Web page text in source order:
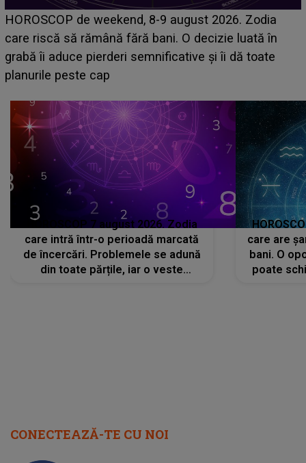
Emanuel a ținut ACEST DETALIU ASCUNS până
acum! În fața Alexandrei, concurentul din Casa Iubirii
face o MĂRTURISIRE NEAȘTEPTATĂ despre mama
sa: "I-am spus și ei în față, eu nu te iubesc pentru
HOROSCOP 7 august 2026. Zodia
care intră într-o perioadă marcată
de încercări. Problemele se adună
din toate părțile, iar o veste
care are
bani. O
poate
CONECTEAZĂ-TE CU NOI